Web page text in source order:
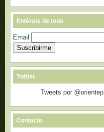
Entérate de todo
Email
Twitter
Tweets por @orientep
Contacto